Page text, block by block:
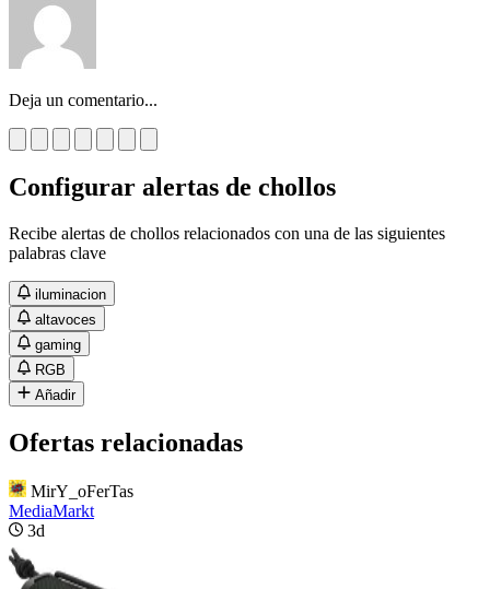
Deja un comentario...
Configurar alertas de chollos
Recibe alertas de chollos relacionados con una de las siguientes
palabras clave
iluminacion
altavoces
gaming
RGB
Añadir
Ofertas relacionadas
MirY_oFerTas
MediaMarkt
3d